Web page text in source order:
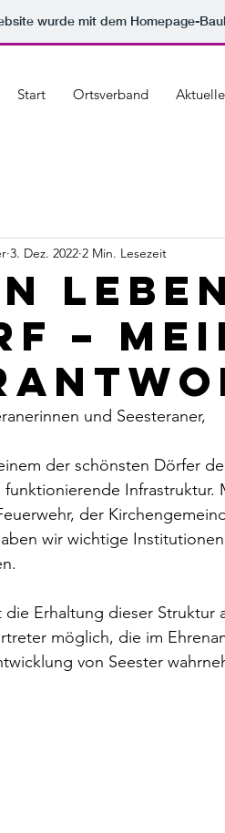
wurde mit dem Homepage-
Start Ortsverband
–
3. Dez. 2022 2 Min. Lesezeit
und Seesteraner,
der schönsten Dörfer
der
wir wichtige
die Erhaltung dieser
möglich, die im
von Seester